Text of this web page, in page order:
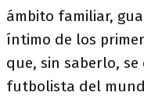
ámbito familiar,
íntimo de los
que, sin saberlo,
futbolista del